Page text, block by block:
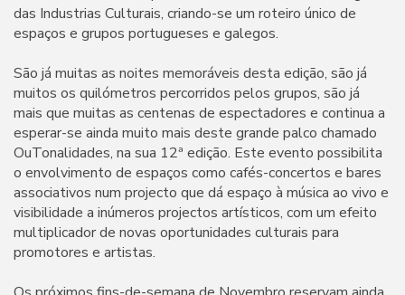
das Industrias Culturais, criando-se um roteiro único de
espaços e grupos portugueses e galegos.
São já muitas as noites memoráveis desta edição, são já
muitos os quilómetros percorridos pelos grupos, são já
mais que muitas as centenas de espectadores e continua a
esperar-se ainda muito mais deste grande palco chamado
OuTonalidades, na sua 12ª edição. Este evento possibilita
o envolvimento de espaços como cafés-concertos e bares
associativos num projecto que dá espaço à música ao vivo e
visibilidade a inúmeros projectos artísticos, com um efeito
multiplicador de novas oportunidades culturais para
promotores e artistas.